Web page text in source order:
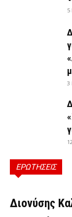
5
3
ΕΡΩΤΗΣΕΙΣ
ΕΡΩΤΉΣΕΙΣ
Διονύσης